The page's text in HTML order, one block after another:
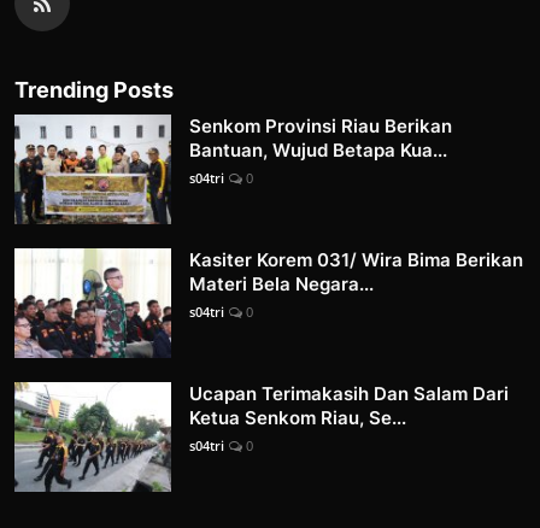
Trending Posts
Senkom Provinsi Riau Berikan
Bantuan, Wujud Betapa Kua...
s04tri 0
Kasiter Korem 031/ Wira Bima Berikan
Materi Bela Negara...
s04tri 0
Ucapan Terimakasih Dan Salam Dari
Ketua Senkom Riau, Se...
s04tri 0